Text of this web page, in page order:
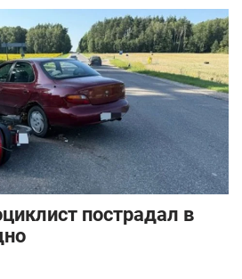
пострадал в